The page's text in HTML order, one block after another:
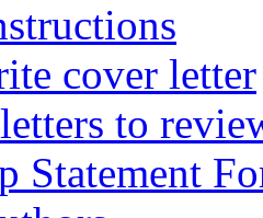
cover letter
to
Statement